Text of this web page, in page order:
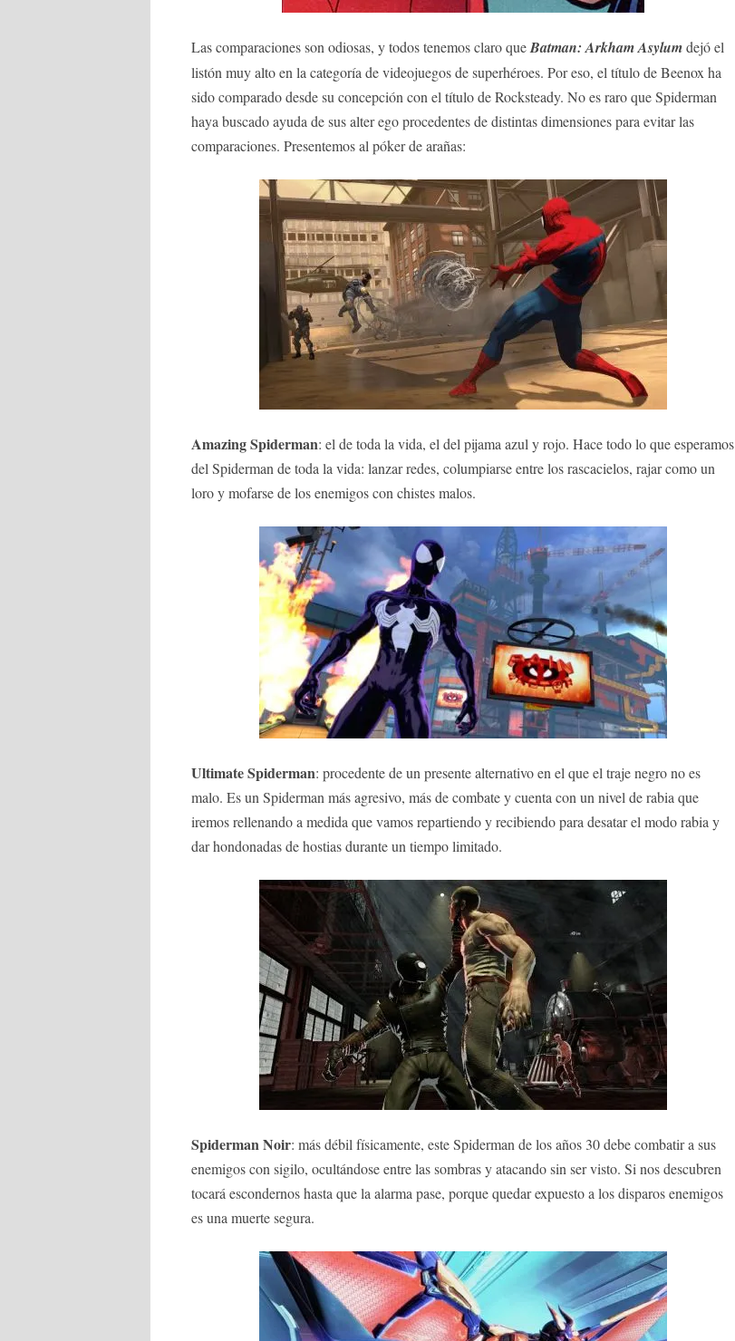
Las comparaciones son odiosas, y todos tenemos claro queBatman: Arkham Asylumdejó el
listón muy alto en la categoría de videojuegos de superhéroes. Por eso, el título de Beenox ha
sido comparado desde su concepción con el título de Rocksteady. No es raro que Spiderman
haya buscado ayuda de sus alter ego procedentes de distintas dimensiones para evitar las
comparaciones. Presentemos al póker de arañas:
Amazing Spiderman: el de toda la vida, el del pijama azul y rojo. Hace todo lo que esperamos
del Spiderman de toda la vida: lanzar redes, columpiarse entre los rascacielos, rajar como un
loro y mofarse de los enemigos con chistes malos.
Ultimate Spiderman: procedente de un presente alternativo en el que el traje negro no es
malo. Es un Spiderman más agresivo, más de combate y cuenta con un nivel de rabia que
iremos rellenando a medida que vamos repartiendo y recibiendo para desatar el modo rabia y
dar hondonadas de hostias durante un tiempo limitado.
Spiderman Noir: más débil físicamente, este Spiderman de los años 30 debe combatir a sus
enemigos con sigilo, ocultándose entre las sombras y atacando sin ser visto. Si nos descubren
tocará escondernos hasta que la alarma pase, porque quedar expuesto a los disparos enemigos
es una muerte segura.